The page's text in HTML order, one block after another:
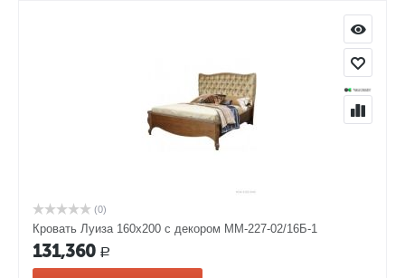
(0)
Кровать Луиза 160х200 с декором ММ-227-02/16Б-1
131,360 Р